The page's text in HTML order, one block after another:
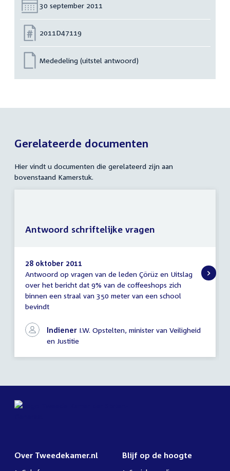
Datum:
30 september 2011
Nummer:
2011D47119
Mededeling (uitstel antwoord)
Gerelateerde documenten
Hier vindt u documenten die gerelateerd zijn aan
bovenstaand Kamerstuk.
Antwoord
schriftelijke
vragen
28 oktober 2011
Antwoord op vragen van de leden Çörüz en Uitslag
over het bericht dat 9% van de coffeeshops zich
binnen een straal van 350 meter van een school
bevindt
Indiener I.W. Opstelten, minister van Veiligheid
en Justitie
Antwoord schriftelijke vragen
Over Tweedekamer.nl Blijf op de hoogte